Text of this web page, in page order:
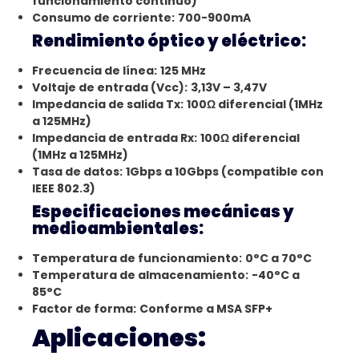
Consumo de corriente: 700-900mA
Rendimiento óptico y eléctrico:
Frecuencia de línea: 125 MHz
Voltaje de entrada (Vcc): 3,13V – 3,47V
Impedancia de salida Tx: 100Ω diferencial (1MHz
a 125MHz)
Impedancia de entrada Rx: 100Ω diferencial
(1MHz a 125MHz)
Tasa de datos: 1Gbps a 10Gbps (compatible con
IEEE 802.3)
Especificaciones mecánicas y
medioambientales:
Temperatura de funcionamiento: 0°C a 70°C
Temperatura de almacenamiento: -40°C a
85°C
Factor de forma: Conforme a MSA SFP+
Aplicaciones: